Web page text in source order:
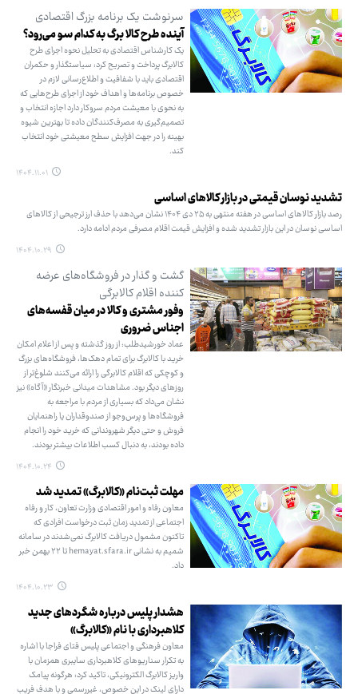
سرنوشت یک برنامه بزرگ اقتصادی
آینده طرح کالا برگ به کدام سو می‌رود؟
یک کارشناس اقتصادی به تحلیل نحوه اجرای طرح
کالابرگ پرداخت و تصریح کرد: سیاستگذار و حکمران
اقتصادی باید با شفافیت و اطلاع‌رسانی لازم در
خصوص برنامه‌ها و اهداف خود از اجرای طرح‌هایی که
به نحوی با معیشت مردم سروکار دارد اجازه انتخاب و
تصمیم‌گیری به مصرف‌کنندگان داده تا بهترین شیوه
بهینه را در جهت افزایش سطح معیشتی خود انتخاب
کند.
۱۴۰۴.۱۱.۰۱
تشدید نوسان قیمتی در بازار کالاهای اساسی
رصد بازار کالاهای اساسی در هفته منتهی به ۲۵ دی ۱۴۰۴ نشان می‌دهد با حذف ارز ترجیحی از کالاهای
اساسی نوسان در این بازار تشدید شده و افزایش قیمت اقلام مصرفی مردم ادامه دارد.
۱۴۰۴.۱۰.۲۹
گشت و گذار در فروشگاه‌های عرضه
کننده اقلام کالابرگی
وفور مشتری و کالا در میان قفسه‌های
اجناس ضروری
عماد خورشیدطلب: از روز گذشته و پس از اعلام امکان
خرید با کالابرگ برای تمام دهک‌ها، فروشگاه‌های بزرگ
و کوچکی که اقلام کالابرگی را ارائه می‌کنند شلوغ‌تر از
روزهای دیگر بود. مشاهدات میدانی خبرنگار «آگاه» نیز
نشان می‌داد که بسیاری از مردم با مراجعه به
فروشگاه‌ها و پرس‌وجو از صندوقداران یا راهنمایان
فروش و حتی دیگر شهروندانی که خرید خود را انجام
داده بودند، به دنبال کسب اطلاعات بیشتر بودند.
۱۴۰۴.۱۰.۲۴
مهلت ثبت‌نام «کالابرگ» تمدید شد
معاون رفاه و امور اقتصادی وزارت تعاون، کار و رفاه
اجتماعی از تمدید زمان ثبت درخواست افرادی که
تاکنون مشمول دریافت کالابرگ نمی‌شدند در سامانه
شمیم به نشانی hemayat.sfara.ir تا ۲۲ بهمن خبر
داد.
۱۴۰۴.۱۰.۲۳
هشدار پلیس درباره شگردهای جدید
کلاهبرداری با نام «کالابرگ»
معاون فرهنگی و اجتماعی پلیس فتای فراجا با اشاره
به تکرار سناریوهای کلاهبرداری سایبری همزمان با
واریز کالابرگ الکترونیکی، تاکید کرد: هرگونه پیامک
دارای لینک در این خصوص، غیررسمی و با هدف فریب